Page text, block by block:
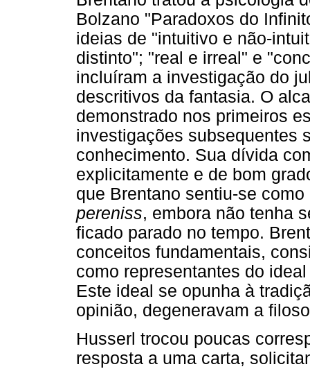
Bolzano "Paradoxos do
ideias de "intuitivo e não-
distinto"; "real e irreal" e
incluíram a investigação do
descritivos da fantasia. O
demonstrado nos primeiros
investigações subsequentes
conhecimento. Sua dívida
explicitamente e de bom
que Brentano sentiu-se
pereniss, embora não tenha
ficado parado no tempo.
conceitos fundamentais,
como representantes do
Este ideal se opunha à
opinião, degeneravam a
Husserl trocou poucas
resposta a uma carta,